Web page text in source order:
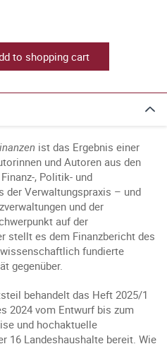
to shopping cart
ist das Ergebnis einer
und Autoren aus den
, Politik- und
der Verwaltungspraxis – und
und der
auf der
stellt es dem Finanzbericht des
fundierte
gegenüber.
behandelt das Heft 2025/1
2024 vom Entwurf bis zum
und hochaktuelle
16 Landeshaushalte bereit. Wie